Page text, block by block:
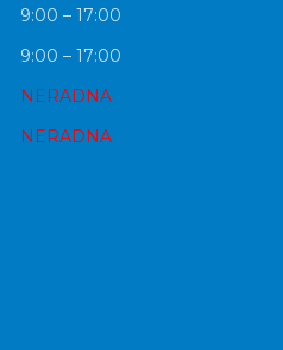
9:00 – 17:00
9:00 – 17:00
NERADNA
NERADNA